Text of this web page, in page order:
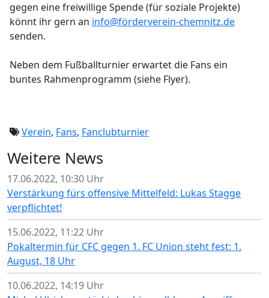
gegen eine freiwillige Spende (für soziale Projekte)
könnt ihr gern an info@förderverein-chemnitz.de
senden.
Neben dem Fußballturnier erwartet die Fans ein
buntes Rahmenprogramm (siehe Flyer).
Verein, Fans, Fanclubturnier
Weitere News
17.06.2022, 10:30 Uhr
Verstärkung fürs offensive Mittelfeld: Lukas Stagge
verpflichtet!
15.06.2022, 11:22 Uhr
Pokaltermin für CFC gegen 1. FC Union steht fest: 1.
August, 18 Uhr
10.06.2022, 14:19 Uhr